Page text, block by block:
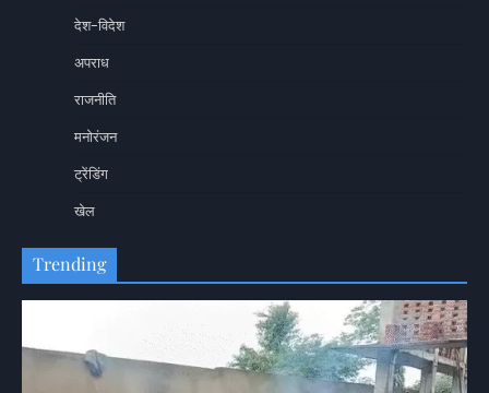
देश-विदेश
अपराध
राजनीति
मनोरंजन
ट्रेंडिंग
खेल
Trending